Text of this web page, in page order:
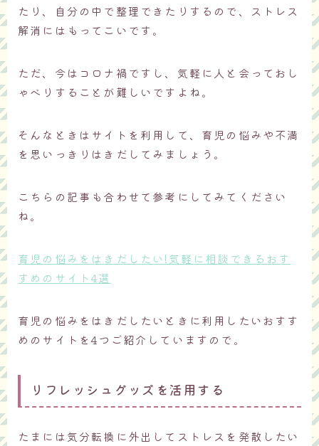
たり、自分の中で整理できたりするので、ストレス
解消にはもってこいです。
ただ、今はコロナ禍ですし、気軽に人と会っておし
ゃべりすることが難しいですよね。
そんなときはサイトを利用して、育児の悩みや不満
を思いっきりはきだしてみましょう。
こちらの記事も合わせて参考にしてみてください
ね。
育児の悩みをはきだしたい!気軽に相談できるおす
すめのサイト4選
育児の悩みをはきだしたいときに利用したいおすす
めのサイトを4つご紹介していますので。
リフレッシュグッズを活用する
たまには気分転換に外出してストレスを発散したい